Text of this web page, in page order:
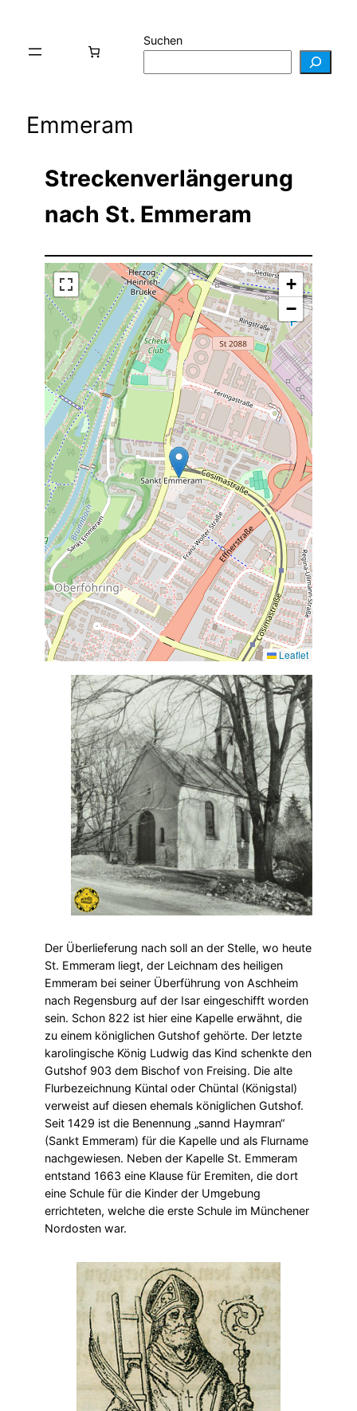
Suchen
Emmeram
Streckenverlängerung
nach St. Emmeram
+
−
Leaflet
Der Überlieferung nach soll an der Stelle, wo heute
St. Emmeram liegt, der Leichnam des heiligen
Emmeram bei seiner Überführung von Aschheim
nach Regensburg auf der Isar eingeschifft worden
sein. Schon 822 ist hier eine Kapelle erwähnt, die
zu einem königlichen Gutshof gehörte. Der letzte
karolingische König Ludwig das Kind schenkte den
Gutshof 903 dem Bischof von Freising. Die alte
Flurbezeichnung Küntal oder Chüntal (Königstal)
verweist auf diesen ehemals königlichen Gutshof.
Seit 1429 ist die Benennung „sannd Haymran“
(Sankt Emmeram) für die Kapelle und als Flurname
nachgewiesen. Neben der Kapelle St. Emmeram
entstand 1663 eine Klause für Eremiten, die dort
eine Schule für die Kinder der Umgebung
errichteten, welche die erste Schule im Münchener
Nordosten war.